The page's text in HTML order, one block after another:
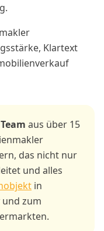
Klartext
aus über 15
das nicht nur
und alles
in
zum